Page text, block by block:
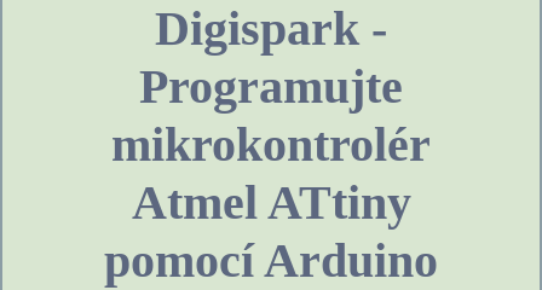
Digispark -
Programujte
mikrokontrolér
Atmel ATtiny
pomocí Arduino